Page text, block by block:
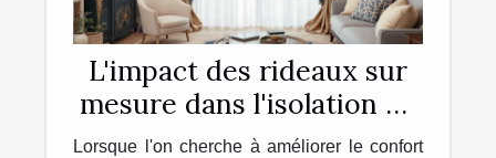
L'impact des rideaux sur
mesure dans l'isolation de
votre intérieur
Lorsque l'on cherche à améliorer le confort